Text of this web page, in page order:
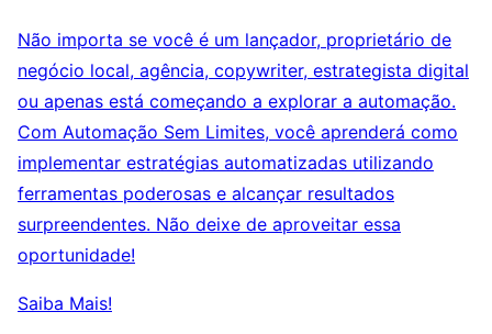
Não importa se você é um lançador, proprietário de
negócio local, agência, copywriter, estrategista digital
ou apenas está começando a explorar a automação.
Com Automação Sem Limites, você aprenderá como
implementar estratégias automatizadas utilizando
ferramentas poderosas e alcançar resultados
surpreendentes. Não deixe de aproveitar essa
oportunidade!
Saiba Mais!